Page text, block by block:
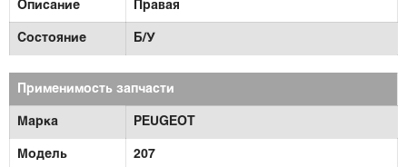
Описание Правая
Состояние Б/У
Применимость запчасти
Марка PEUGEOT
Модель 207